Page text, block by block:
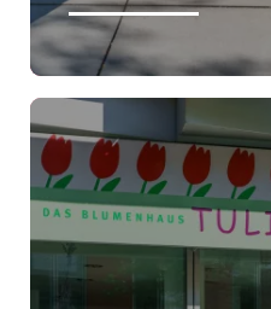
ÖFFNUNGSZEITEN